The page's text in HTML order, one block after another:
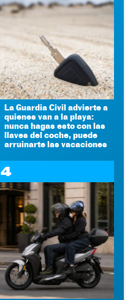
La Guardia Civil advierte a
quienes van a la playa:
nunca hagas esto con las
llaves del coche, puede
arruinarte las vacaciones
4